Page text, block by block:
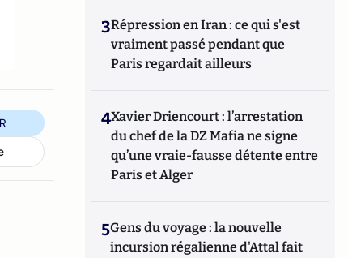
3Répression en Iran : ce qui s'est
vraiment passé pendant que
Paris regardait ailleurs
4Xavier Driencourt : l’arrestation
du chef de la DZ Mafia ne signe
qu’une vraie-fausse détente entre
Paris et Alger
5Gens du voyage : la nouvelle
incursion régalienne d'Attal fait